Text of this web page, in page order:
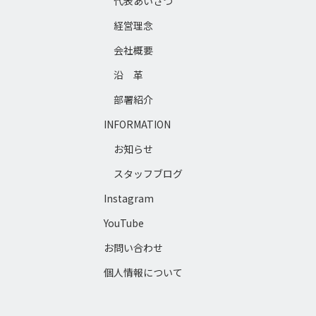
経営理念
会社概要
沿 革
部署紹介
INFORMATION
お知らせ
スタッフブログ
Instagram
YouTube
お問い合わせ
個人情報について